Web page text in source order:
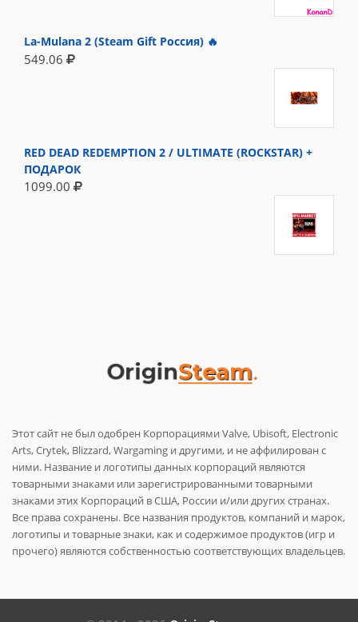
La-Mulana 2 (Steam Gift Россия) 🔥
549.06
RED DEAD REDEMPTION 2 / ULTIMATE (ROCKSTAR) +
ПОДАРОК
1099.00
Этот сайт не был одобрен Корпорациями Valve, Ubisoft, Electronic
Arts, Crytek, Blizzard, Wargaming и другими, и не аффилирован с
ними. Название и логотипы данных корпораций являются
товарными знаками или зарегистрированными товарными
знаками этих Корпораций в США, России и/или других странах.
Все права сохранены. Все названия продуктов, компаний и марок,
логотипы и товарные знаки, как и содержимое продуктов (игр и
прочего) являются собственностью соответствующих владельцев.